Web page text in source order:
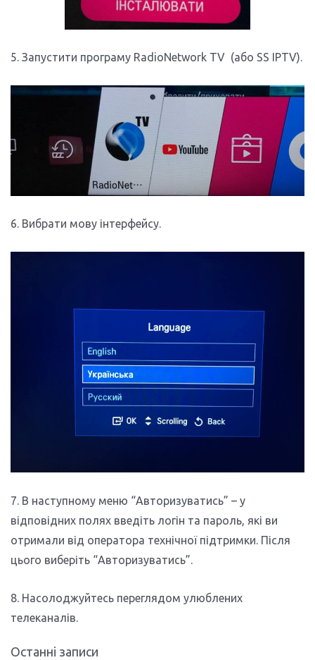
5. Запустити програму RadioNetwork TV (або SS IPTV).
6. Вибрати мову інтерфейсу.
7. В наступному меню “Авторизуватись” – у
відповідних полях введіть логін та пароль, які ви
отримали від оператора технічної підтримки. Після
цього виберіть “Авторизуватись”.
8. Насолоджуйтесь переглядом улюблених
телеканалів.
Останні записи